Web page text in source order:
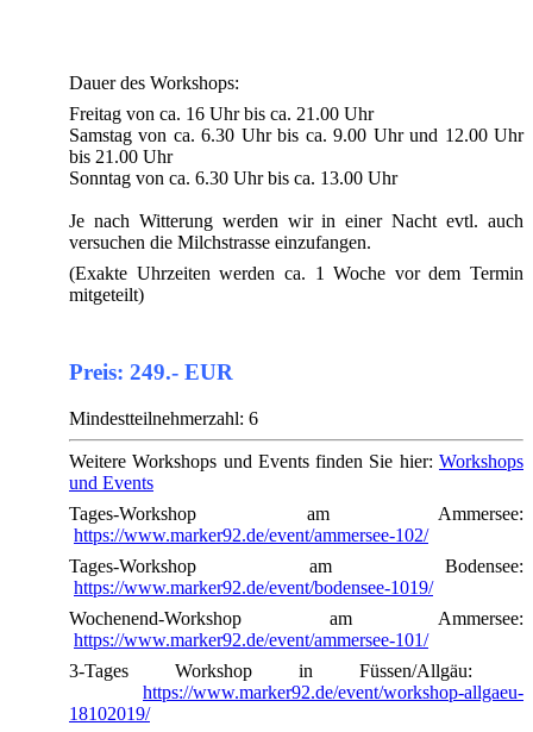
Dauer des Workshops:
Freitag von ca. 16 Uhr bis ca. 21.00 Uhr
Samstag von ca. 6.30 Uhr bis ca. 9.00 Uhr und 12.00 Uhr
bis 21.00 Uhr
Sonntag von ca. 6.30 Uhr bis ca. 13.00 Uhr
Je nach Witterung werden wir in einer Nacht evtl. auch
versuchen die Milchstrasse einzufangen.
(Exakte Uhrzeiten werden ca. 1 Woche vor dem Termin
mitgeteilt)
Preis: 249.- EUR
Mindestteilnehmerzahl: 6
Weitere Workshops und Events finden Sie hier: Workshops
und Events
Tages-Workshop am Ammersee:
https://www.marker92.de/event/ammersee-102/
Tages-Workshop am Bodensee:
https://www.marker92.de/event/bodensee-1019/
Wochenend-Workshop am Ammersee:
https://www.marker92.de/event/ammersee-101/
3-Tages Workshop in Füssen/Allgäu:
https://www.marker92.de/event/workshop-allgaeu-
18102019/